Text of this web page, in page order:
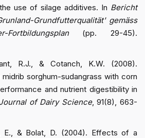
use of silage additives. In Bericht
Grundfutterqualität' gemäss
(pp. 29-45).
R.J., & Cotanch, K.W. (2008).
sorghum-sudangrass with corn
and nutrient digestibility in
of Dairy Science, 91(8), 663-
E., & Bolat, D. (2004). Effects of a